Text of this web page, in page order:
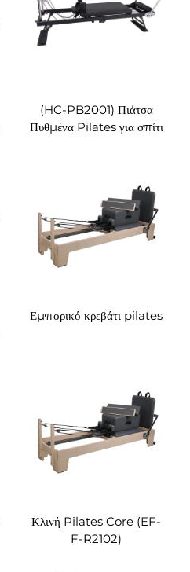
(HC-PB2001) Πιάτσα
Πυθμένα Pilates για σπίτι
Εμπορικό κρεβάτι pilates
Κλινή Pilates Core (EF-
F-R2102)